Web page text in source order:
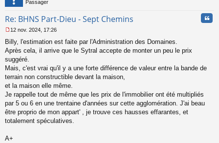
Passager
Re: BHNS Part-Dieu - Sept Chemins
s
s
a
g
e
o
n
u
12 nov. 2024, 17:26
Billy, l'estimation est faite par l'Administration des Domaines.
Après cela, il arrive que le Sytral accepte de monter un peu le prix
suggéré.
Mais, c'est vrai qu'il y a une forte différence de valeur entre la bande de
terrain non constructible devant la maison,
et la maison elle même.
Je rappelle tout de même que les prix de l'immobilier ont été multipliés
par 5 ou 6 en une trentaine d'années sur cette agglomération. J'ai beau
être proprio de mon appart' , je trouve ces hausses effarantes, et
totalement spéculatives.
A+